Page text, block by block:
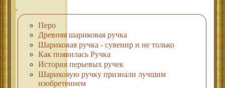
Перо
Древняя шариковая ручка
Шариковая ручка - сувенир и не только
Как появилась Ручка
История перьевых ручек
Шариковую ручку признали лучшим
изобретением